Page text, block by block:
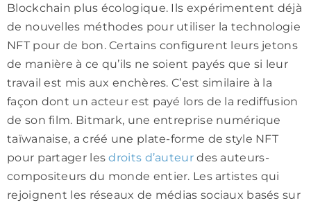
Blockchain plus écologique. Ils expérimentent déjà
de nouvelles méthodes pour utiliser la technologie
NFT pour de bon. Certains configurent leurs jetons
de manière à ce qu’ils ne soient payés que si leur
travail est mis aux enchères. C’est similaire à la
façon dont un acteur est payé lors de la rediffusion
de son film. Bitmark, une entreprise numérique
taïwanaise, a créé une plate-forme de style NFT
pour partager lesdroits d’auteurdes auteurs-
compositeurs du monde entier. Les artistes qui
rejoignent les réseaux de médias sociaux basés sur